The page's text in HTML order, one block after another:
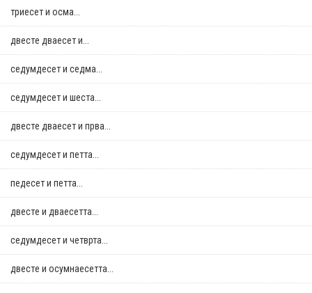
триесет и осма...
двестe дваесет и...
седумдесет и седма...
седумдесет и шеста...
двестe дваесет и прва...
седумдесет и петта...
педесет и петта...
двестe и дваесетта...
седумдесет и четврта...
двестe и осумнaесетта...